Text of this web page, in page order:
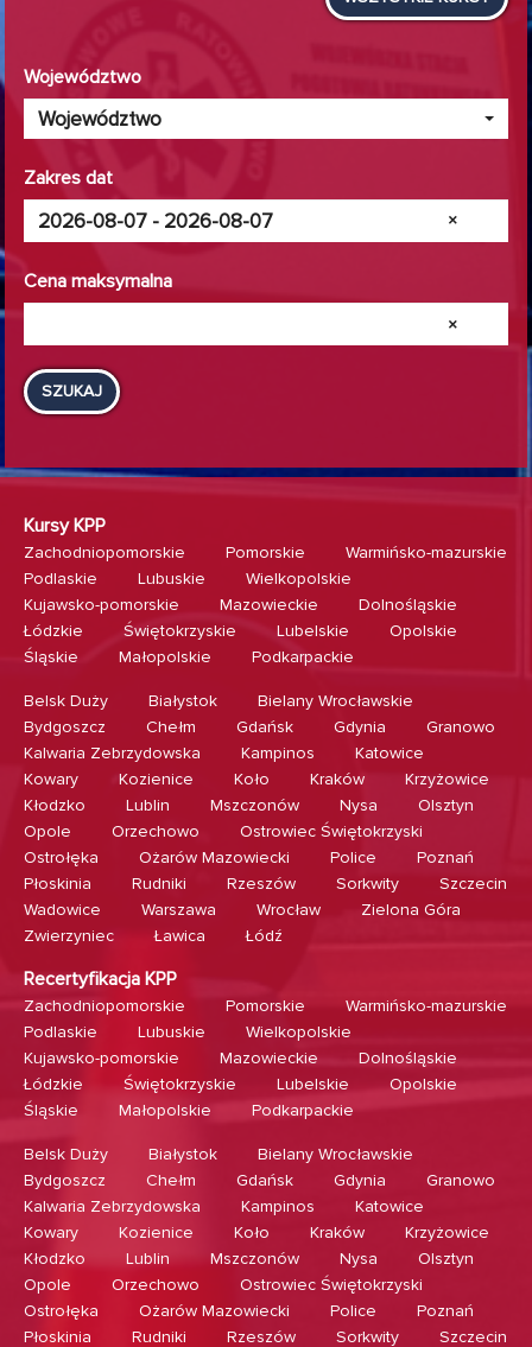
Województwo
Województwo
Zakres dat
×
Cena maksymalna
×
SZUKAJ
Kursy KPP
Zachodniopomorskie Pomorskie
Warmińsko-mazurskie
Podlaskie
Lubuskie
Wielkopolskie
Kujawsko-pomorskie
Mazowieckie
Dolnośląskie
Łódzkie
Świętokrzyskie Lubelskie
Opolskie
Śląskie
Małopolskie Podkarpackie
Belsk Duży Białystok
Bielany Wrocławskie
Bydgoszcz
Chełm Gdańsk Gdynia
Granowo
Kalwaria Zebrzydowska
Kampinos
Katowice
Kowary
Kozienice Koło Kraków
Krzyżowice
Kłodzko
Lublin Mszczonów Nysa
Olsztyn
Opole
Orzechowo
Ostrowiec Świętokrzyski
Ostrołęka
Ożarów Mazowiecki Police
Poznań
Płoskinia
Rudniki Rzeszów Sorkwity
Szczecin
Wadowice
Warszawa Wrocław
Zielona Góra
Zwierzyniec
Ławica Łódź
Recertyfikacja KPP
Zachodniopomorskie Pomorskie
Warmińsko-mazurskie
Podlaskie
Lubuskie
Wielkopolskie
Kujawsko-pomorskie
Mazowieckie
Dolnośląskie
Łódzkie
Świętokrzyskie Lubelskie
Opolskie
Śląskie
Małopolskie Podkarpackie
Belsk Duży Białystok
Bielany Wrocławskie
Bydgoszcz
Chełm Gdańsk Gdynia
Granowo
Kalwaria Zebrzydowska
Kampinos
Katowice
Kowary
Kozienice Koło Kraków
Krzyżowice
Kłodzko
Lublin Mszczonów Nysa
Olsztyn
Opole
Orzechowo
Ostrowiec Świętokrzyski
Ostrołęka
Ożarów Mazowiecki Police
Poznań
Płoskinia
Rudniki Rzeszów Sorkwity Szczecin